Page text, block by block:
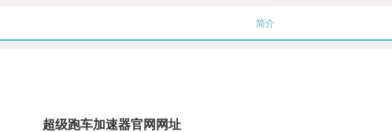
简介
超级跑车加速器官网网址